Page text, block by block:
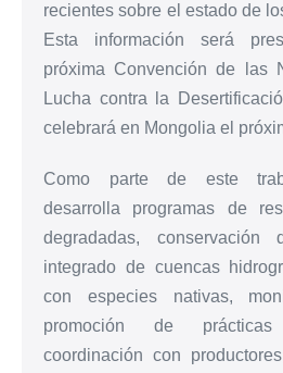
recientes sobre el estado de
Esta información será
próxima Convención de las
Lucha contra la
celebrará en Mongolia el
Como parte de este
desarrolla programas de
degradadas, conservación
integrado de cuencas
con especies nativas,
promoción de
coordinación con